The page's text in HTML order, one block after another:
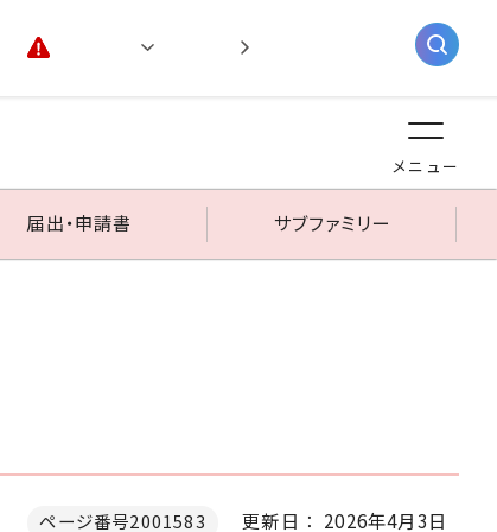
メニュー
届出・申請書 サブファミリー
ページ番号2001583 更新日： 2026年4月3日